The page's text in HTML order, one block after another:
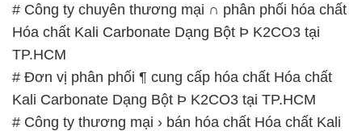
# Công ty chuyên thương mại ∩ phân phối hóa chất
Hóa chất Kali Carbonate Dạng Bột Þ K2CO3 tại
TP.HCM
# Đơn vị phân phối ¶ cung cấp hóa chất Hóa chất
Kali Carbonate Dạng Bột Þ K2CO3 tại TP.HCM
# Công ty thương mại › bán hóa chất Hóa chất Kali